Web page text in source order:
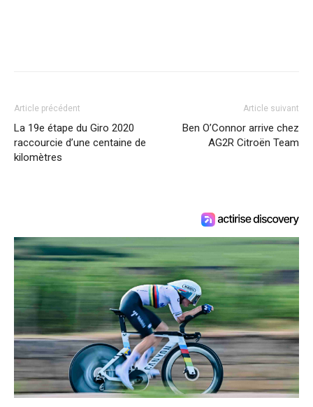
Article précédent
La 19e étape du Giro 2020
raccourcie d’une centaine de
kilomètres
Article suivant
Ben O’Connor arrive chez
AG2R Citroën Team